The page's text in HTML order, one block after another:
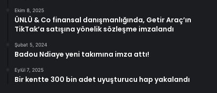
Ekim 8, 2025
ÜNLÜ & Co finansal danışmanlığında, Getir Araç’ın
TikTak’a satışına yönelik sözleşme imzalandı
Şubat 5, 2024
Badou Ndiaye yeni takımına imza attı!
Eylül 7, 2025
Bir kentte 300 bin adet uyuşturucu hap yakalandı